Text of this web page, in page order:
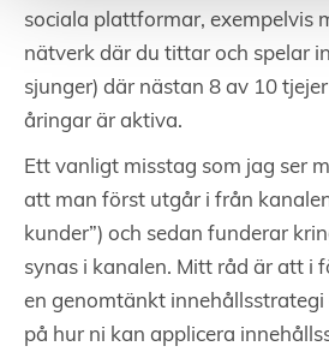
sociala plattformar, exempelvis
nätverk där du tittar och spelar
sjunger) där nästan 8 av 10
åringar är aktiva.
Ett vanligt misstag som jag ser
att man först utgår i från
kunder”) och sedan funderar
synas i kanalen. Mitt råd är att i
en genomtänkt innehållsstrategi
på hur ni kan applicera